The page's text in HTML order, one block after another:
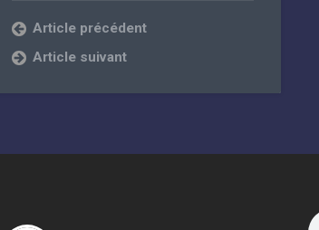
Article précédent
Article suivant